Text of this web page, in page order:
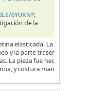
6YUKNP,
de la
elasticada. La
y la parte traser
La pieza fue hec
y costura man